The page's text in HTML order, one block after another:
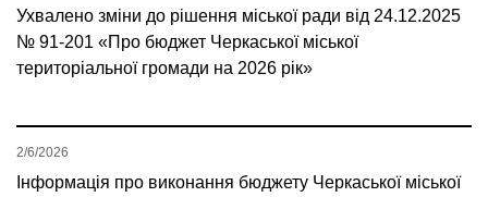
Ухвалено зміни до рішення міської ради від 24.12.2025
№ 91-201 «Про бюджет Черкаської міської
територіальної громади на 2026 рік»
Інформація про виконання бюджету Черкаської міської
2/6/2026